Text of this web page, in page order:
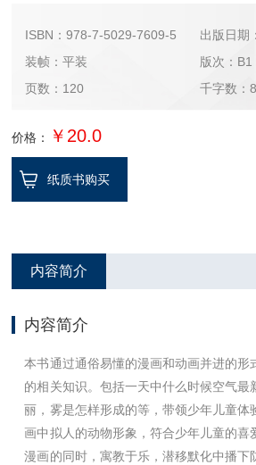
ISBN：978-7-5029-7609-5
出版日期
装帧：平装
版次：B1
页数：120
千字数：
价格： ￥20.0
纸质书购买
内容简介
内容简介
本书通过通俗易懂的漫画和动画并进的形
的相关知识。包括一天中什么时候空气最
丽，雾是怎样形成的等，带领少年儿童体
画中拟人的动物形象，符合少年儿童的喜
漫画的同时，寓教于乐，潜移默化中播下